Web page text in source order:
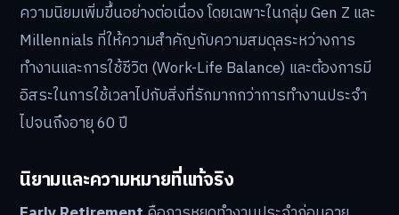
ความนิยมเพิ่มขึ้นอย่างต่อเนื่อง โดยเฉพาะในกลุ่ม Gen Z และ
Millennials ที่ให้ความสำคัญกับความสมดุลระหว่างการ
ทำงานและการใช้ชีวิต (Work-Life Balance) และต้องการมี
อิสระในการใช้เวลาไปกับสิ่งที่รักมากกว่าการทำงานประจำ
ไปจนถึงอายุ 60 ปี
นิยามและความหมายที่แท้จริง